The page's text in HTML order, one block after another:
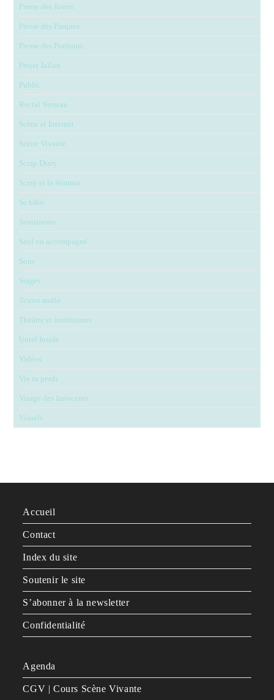
Presse des Justes
Presse des Parques
Presse des Puritains
Projet JaZon
Public
Rectal Verseau
Scène et Internet
Scène Vivante
Scrap Diary
Scrap et le féminin
Se bâtir
Sentiments
Seul ou accompagné
Sons
Stages
Textes audio
Théâtre et institutions
Untel Inside
Vidéos
Vie tu perds
Visage des Innocents
Visuels
Accueil
Contact
Index du site
Soutenir le site
S’abonner à la newsletter
Confidentialité
Agenda
CGV | Cours Scène Vivante